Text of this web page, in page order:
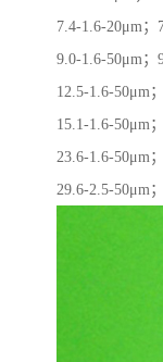
7.4-1.6-20μm；
9.0-1.6-50μm；
12.5-1.6-50μm
15.1-1.6-50μm
23.6-1.6-50μm
29.6-2.5-50μm